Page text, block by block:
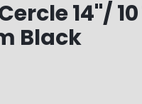
14"/
Black